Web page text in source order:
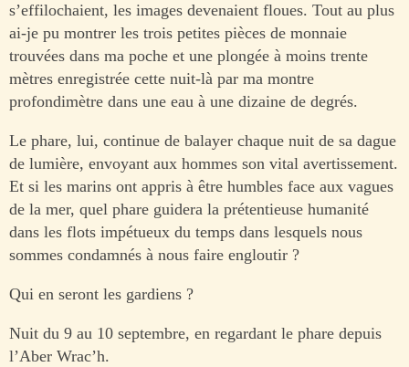
s’effilochaient, les images devenaient floues. Tout au plus
ai-je pu montrer les trois petites pièces de monnaie
trouvées dans ma poche et une plongée à moins trente
mètres enregistrée cette nuit-là par ma montre
profondimètre dans une eau à une dizaine de degrés.
Le phare, lui, continue de balayer chaque nuit de sa dague
de lumière, envoyant aux hommes son vital avertissement.
Et si les marins ont appris à être humbles face aux vagues
de la mer, quel phare guidera la prétentieuse humanité
dans les flots impétueux du temps dans lesquels nous
sommes condamnés à nous faire engloutir ?
Qui en seront les gardiens ?
Nuit du 9 au 10 septembre, en regardant le phare depuis
l’Aber Wrac’h.